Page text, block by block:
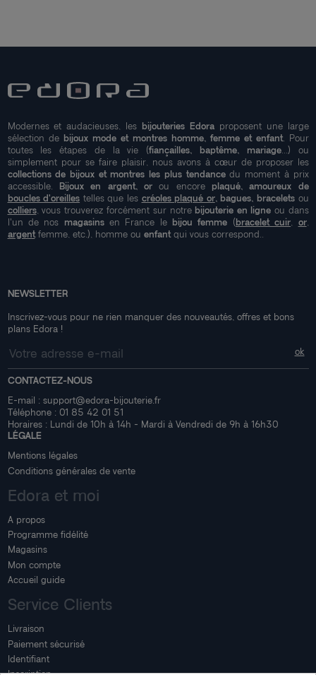
Modernes et audacieuses, les bijouteries Edoraproposent une large
sélection de bijoux mode et montres homme, femme et enfant. Pour
toutes les étapes de la vie (fiançailles, baptême, mariage...) ou
simplement pour se faire plaisir, nous avons à cœur de proposer les
collections de bijoux et montres les plus tendancedu moment à prix
accessible. Bijoux en argent, orou encore plaqué, amoureux de
boucles d'oreilles telles que les créoles plaqué or, bagues, braceletsou
colliers, vous trouverez forcément sur notre bijouterie en ligne ou dans
l'un de nos magasinsen France le bijou femme (bracelet cuir or,
argentfemme, etc.), homme ou enfantqui vous correspond..
NEWSLETTER
Inscrivez-vous pour ne rien manquer des nouveautés, offres et bons
plans Edora !
CONTACTEZ-NOUS
E-mail : support@edora-bijouterie.fr
Téléphone : 01 85 42 01 51
Horaires : Lundi de 10h à 14h - Mardi à Vendredi de 9h à 16h30
LÉGALE
Mentions légales
Conditions générales de vente
Edora et moi
A propos
Programme fidélité
Magasins
Mon compte
Accueil guide
Service Clients
Livraison
Paiement sécurisé
Identifiant